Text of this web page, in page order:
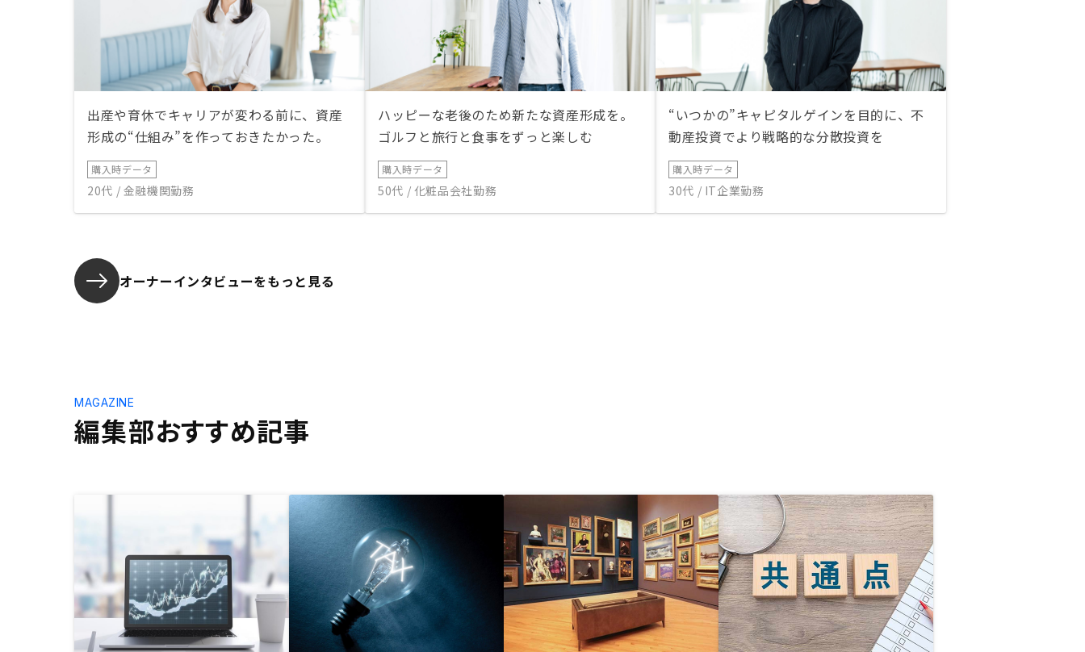
出産や育休でキャリアが変わる前に、資産
形成の“仕組み”を作っておきたかった。
購入時データ
20代 / 金融機関勤務
ハッピーな老後のため新たな資産形成を。
ゴルフと旅行と食事をずっと楽しむ
購入時データ
50代 / 化粧品会社勤務
“いつかの”キャピタルゲインを目的に、不
動産投資でより戦略的な分散投資を
購入時データ
30代 / IT企業勤務
オーナーインタビューをもっと見る
編集部おすすめ記事
MAGAZINE